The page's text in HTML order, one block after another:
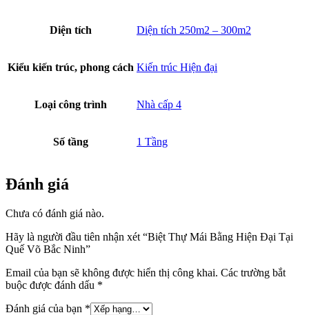
Diện tích Diện tích 250m2 – 300m2
Kiểu kiến trúc, phong cách Kiến trúc Hiện đại
Loại công trình Nhà cấp 4
Số tầng 1 Tầng
Đánh giá
Chưa có đánh giá nào.
Hãy là người đầu tiên nhận xét “Biệt Thự Mái Bằng Hiện Đại Tại
Quế Võ Bắc Ninh”
Email của bạn sẽ không được hiển thị công khai. Các trường bắt
buộc được đánh dấu *
Đánh giá của bạn *